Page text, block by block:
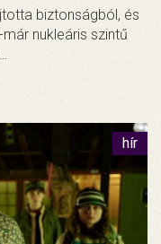
biztonságból, és
nukleáris szintű
hír